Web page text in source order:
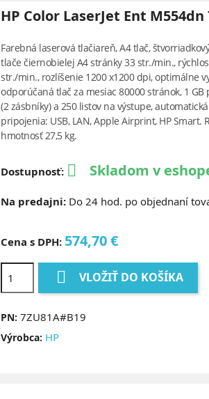
HP Color LaserJet Ent M554dn
Farebná laserová tlačiareň, A4 tlač,
tlače čiernobielej A4 stránky 33 str./min.,
str./min., rozlíšenie 1200 x1200 dpi, optimálne
odporúčaná tlač za mesiac 80000 stránok, 1
(2 zásbníky) a 250 listov na výstupe,
pripojenia: USB, LAN, Apple Airprint, HP Smart.
hmotnosť 27,5 kg.
Dostupnosť:  Skladom v
Na predajni: Do 24 hod. po objednaní
Cena s DPH: 574,70 €
 VLOŽIŤ DO KOŠÍKA
PN: 7ZU81A#B19
Výrobca: HP